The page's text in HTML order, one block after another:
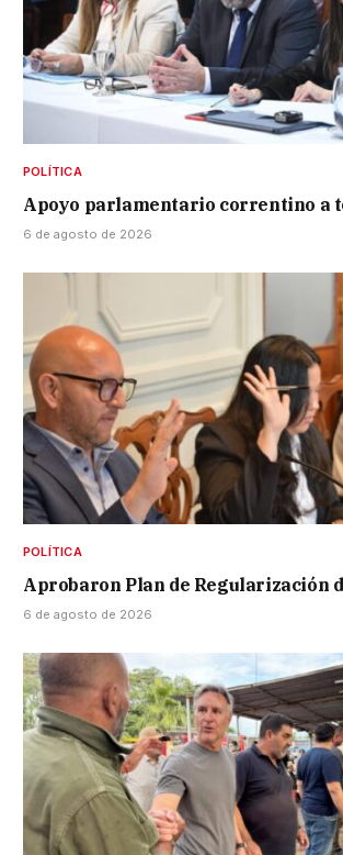
POLÍTICA
Apoyo parlamentario correntino a
6 de agosto de 2026
POLÍTICA
Aprobaron Plan de Regularización
6 de agosto de 2026